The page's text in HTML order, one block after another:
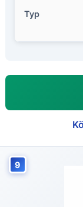
Typ
9